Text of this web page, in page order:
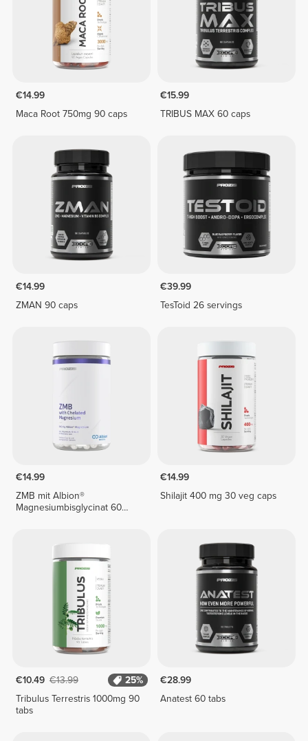
€14.99
Maca Root 750mg 90 caps
€15.99
TRIBUS MAX 60 caps
€14.99
ZMAN 90 caps
€39.99
TesToid 26 servings
€14.99
ZMB mit Albion®
Magnesiumbisglycinat 60
€14.99
Shilajit 400 mg 30 veg caps
€10.49 €13.99
25%
Tribulus Terrestris 1000mg 90
tabs
€28.99
Anatest 60 tabs